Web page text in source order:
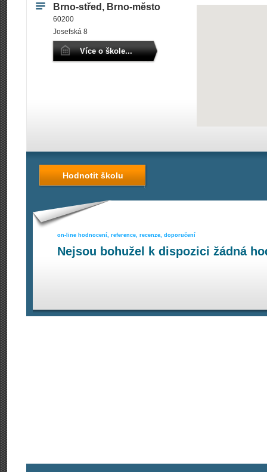
Brno-střed, Brno-město
60200
Josefská 8
Více o škole...
Hodnotit školu
on-line hodnocení, reference, recenze, doporučení
Nejsou bohužel k dispozici žádná